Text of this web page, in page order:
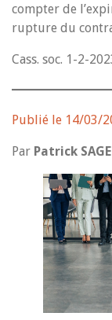
compter de
rupture du
Cass. soc. 1-2-
Publié le 14/03/
Par Patrick